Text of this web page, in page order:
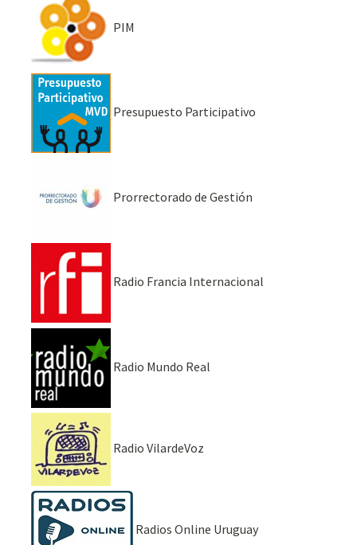
PIM
Presupuesto Participativo
Prorrectorado de Gestión
Radio Francia Internacional
Radio Mundo Real
Radio VilardeVoz
Radios Online Uruguay